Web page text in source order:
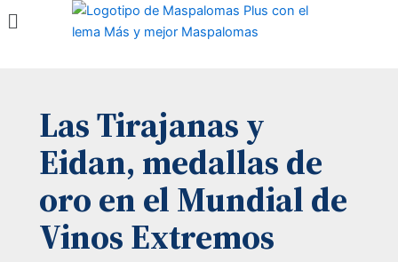
Menú
Las Tirajanas y
Eidan, medallas de
oro en el Mundial de
Vinos Extremos